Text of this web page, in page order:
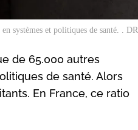
systèmes et politiques de santé. . DR
de 65.000 autres
de santé. Alors
En France, ce ratio